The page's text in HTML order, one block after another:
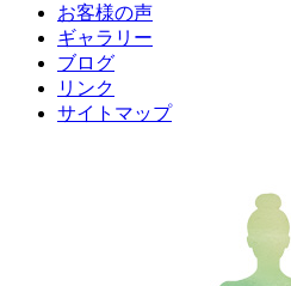
お客様の声
ギャラリー
ブログ
リンク
サイトマップ